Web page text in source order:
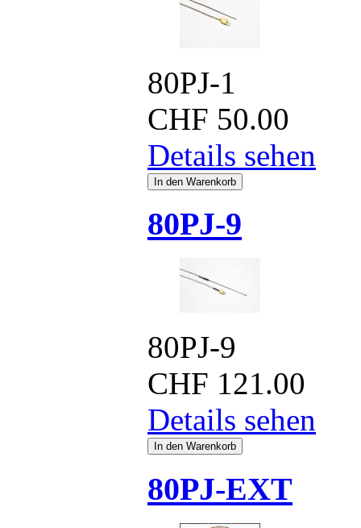
80PJ-1
CHF 50.00
Details sehen
80PJ-9
80PJ-9
CHF 121.00
Details sehen
80PJ-EXT